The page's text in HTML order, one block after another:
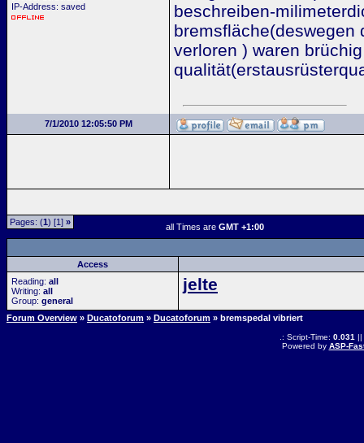
IP-Address: saved
beschreiben-
bremsfläche(deswegen
verloren ) waren
7/1/2010 12:05:50 PM
Pages: (1) [1] » all Times are GMT +1:00
Access
Reading: all
Writing: all
Group: general
jelte
Forum Overview » Ducatoforum » Ducatoforum » bremspedal vibriert
.: Script-Time: 0.031 ||
Powered by ASP-